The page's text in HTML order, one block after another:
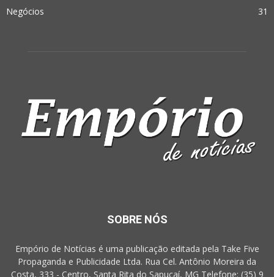
Negócios
31
SOBRE NÓS
Empório de Notícias é uma publicação editada pela Take Five
Propaganda e Publicidade Ltda. Rua Cel. Antônio Moreira da
Costa, 333 - Centro, Santa Rita do Sapucaí, MG Telefone: (35) 9